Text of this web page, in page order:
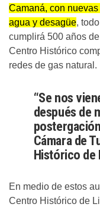
Camaná, con
agua y desagüe,
cumplirá 500 años
Centro Histórico
redes de gas natural.
“Se nos
después de
Cámara de
Histórico de
En medio de estos
Centro Histórico de